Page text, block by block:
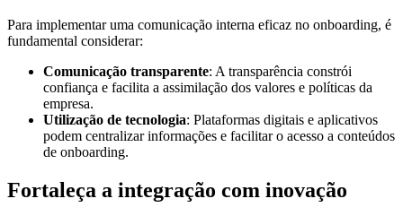
Para implementar uma comunicação interna eficaz no onboarding, é
fundamental considerar:
Comunicação transparente: A transparência constrói
confiança e facilita a assimilação dos valores e políticas da
empresa.
Utilização de tecnologia: Plataformas digitais e aplicativos
podem centralizar informações e facilitar o acesso a conteúdos
de onboarding.
Fortaleça a integração com inovação